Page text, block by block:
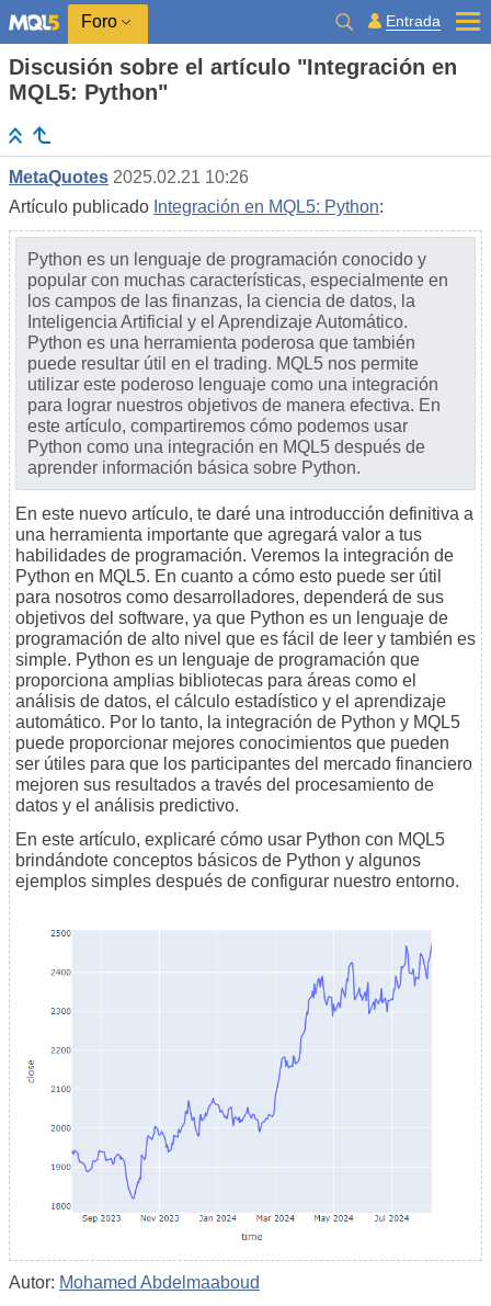
Foro Entrada
Discusión sobre el artículo "Integración en
MQL5: Python"
MetaQuotes 2025.02.21 10:26
Artículo publicado Integración en MQL5: Python:
Python es un lenguaje de programación conocido y
popular con muchas características, especialmente en
los campos de las finanzas, la ciencia de datos, la
Inteligencia Artificial y el Aprendizaje Automático.
Python es una herramienta poderosa que también
puede resultar útil en el trading. MQL5 nos permite
utilizar este poderoso lenguaje como una integración
para lograr nuestros objetivos de manera efectiva. En
este artículo, compartiremos cómo podemos usar
Python como una integración en MQL5 después de
aprender información básica sobre Python.
En este nuevo artículo, te daré una introducción definitiva a
una herramienta importante que agregará valor a tus
habilidades de programación. Veremos la integración de
Python en MQL5. En cuanto a cómo esto puede ser útil
para nosotros como desarrolladores, dependerá de sus
objetivos del software, ya que Python es un lenguaje de
programación de alto nivel que es fácil de leer y también es
simple. Python es un lenguaje de programación que
proporciona amplias bibliotecas para áreas como el
análisis de datos, el cálculo estadístico y el aprendizaje
automático. Por lo tanto, la integración de Python y MQL5
puede proporcionar mejores conocimientos que pueden
ser útiles para que los participantes del mercado financiero
mejoren sus resultados a través del procesamiento de
datos y el análisis predictivo.
En este artículo, explicaré cómo usar Python con MQL5
brindándote conceptos básicos de Python y algunos
ejemplos simples después de configurar nuestro entorno.
Autor: Mohamed Abdelmaaboud